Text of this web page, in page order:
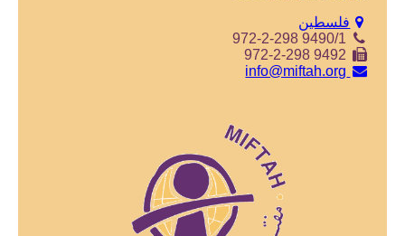
فلسطين
972-2-298 9490/1
972-2-298 9492